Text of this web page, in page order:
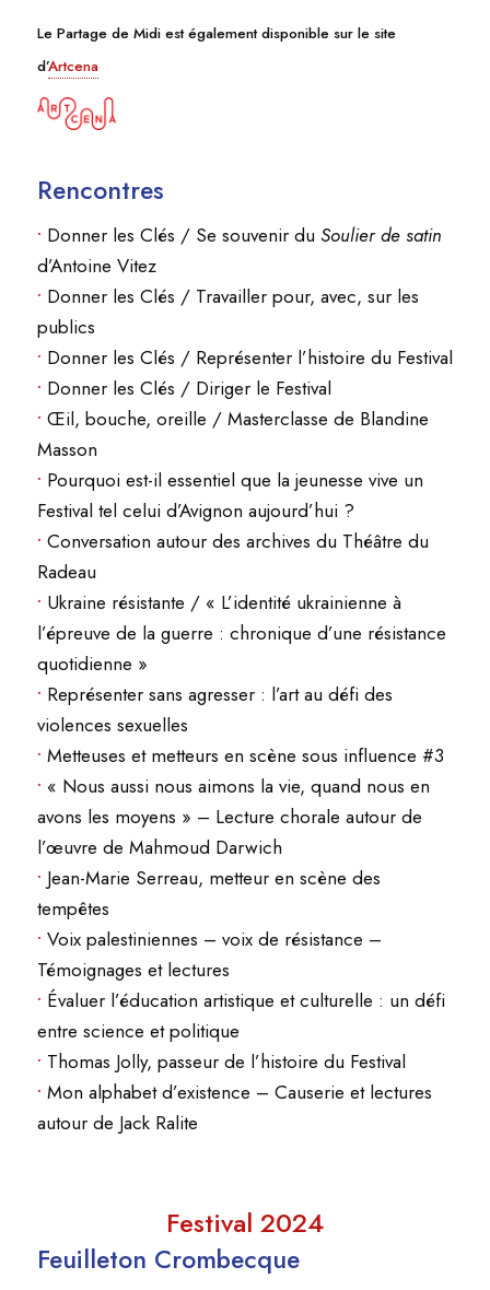
Le Partage de Midi est également disponible sur le site
d’Artcena
Rencontres
• Donner les Clés / Se souvenir du Soulier de satin
d’Antoine Vitez
• Donner les Clés / Travailler pour, avec, sur les
publics
• Donner les Clés / Représenter l’histoire du Festival
• Donner les Clés / Diriger le Festival
• Œil, bouche, oreille / Masterclasse de Blandine
Masson
• Pourquoi est-il essentiel que la jeunesse vive un
Festival tel celui d’Avignon aujourd’hui ?
• Conversation autour des archives du Théâtre du
Radeau
• Ukraine résistante / « L’identité ukrainienne à
l’épreuve de la guerre : chronique d’une résistance
quotidienne »
• Représenter sans agresser : l’art au défi des
violences sexuelles
• Metteuses et metteurs en scène sous influence #3
• « Nous aussi nous aimons la vie, quand nous en
avons les moyens » – Lecture chorale autour de
l’œuvre de Mahmoud Darwich
• Jean-Marie Serreau, metteur en scène des
tempêtes
• Voix palestiniennes – voix de résistance –
Témoignages et lectures
• Évaluer l’éducation artistique et culturelle : un défi
entre science et politique
• Thomas Jolly, passeur de l’histoire du Festival
• Mon alphabet d’existence – Causerie et lectures
autour de Jack Ralite
Festival 2024
Feuilleton Crombecque